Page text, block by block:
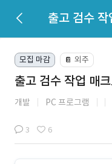
출고 검수
모집 마감 📔 외주
출고 검수 작업 매
개발 PC 프로그램
3 6